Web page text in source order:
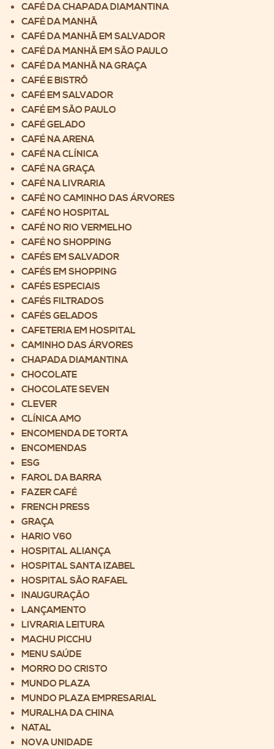
CAFÉ DA CHAPADA DIAMANTINA
CAFÉ DA MANHÃ
CAFÉ DA MANHÃ EM SALVADOR
CAFÉ DA MANHÃ EM SÃO PAULO
CAFÉ DA MANHÃ NA GRAÇA
CAFÉ E BISTRÔ
CAFÉ EM SALVADOR
CAFÉ EM SÃO PAULO
CAFÉ GELADO
CAFÉ NA ARENA
CAFÉ NA CLÍNICA
CAFÉ NA GRAÇA
CAFÉ NA LIVRARIA
CAFÉ NO CAMINHO DAS ÁRVORES
CAFÉ NO HOSPITAL
CAFÉ NO RIO VERMELHO
CAFÉ NO SHOPPING
CAFÉS EM SALVADOR
CAFÉS EM SHOPPING
CAFÉS ESPECIAIS
CAFÉS FILTRADOS
CAFÉS GELADOS
CAFETERIA EM HOSPITAL
CAMINHO DAS ÁRVORES
CHAPADA DIAMANTINA
CHOCOLATE
CHOCOLATE SEVEN
CLEVER
CLÍNICA AMO
ENCOMENDA DE TORTA
ENCOMENDAS
ESG
FAROL DA BARRA
FAZER CAFÉ
FRENCH PRESS
GRAÇA
HARIO V60
HOSPITAL ALIANÇA
HOSPITAL SANTA IZABEL
HOSPITAL SÃO RAFAEL
INAUGURAÇÃO
LANÇAMENTO
LIVRARIA LEITURA
MACHU PICCHU
MENU SAÚDE
MORRO DO CRISTO
MUNDO PLAZA
MUNDO PLAZA EMPRESARIAL
MURALHA DA CHINA
NATAL
NOVA UNIDADE